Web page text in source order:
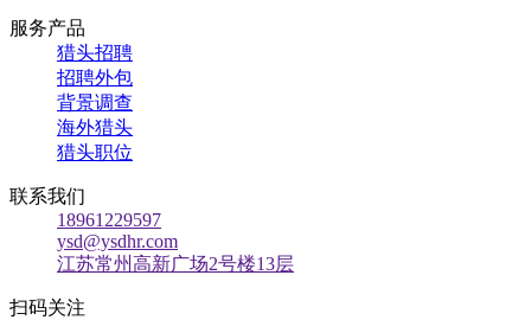
服务产品
猎头招聘
招聘外包
背景调查
海外猎头
猎头职位
联系我们
18961229597
ysd@ysdhr.com
江苏常州高新广场2号楼13层
扫码关注